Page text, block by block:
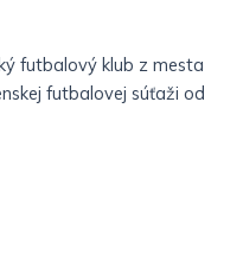
futbalový klub z mesta
futbalovej súťaži od